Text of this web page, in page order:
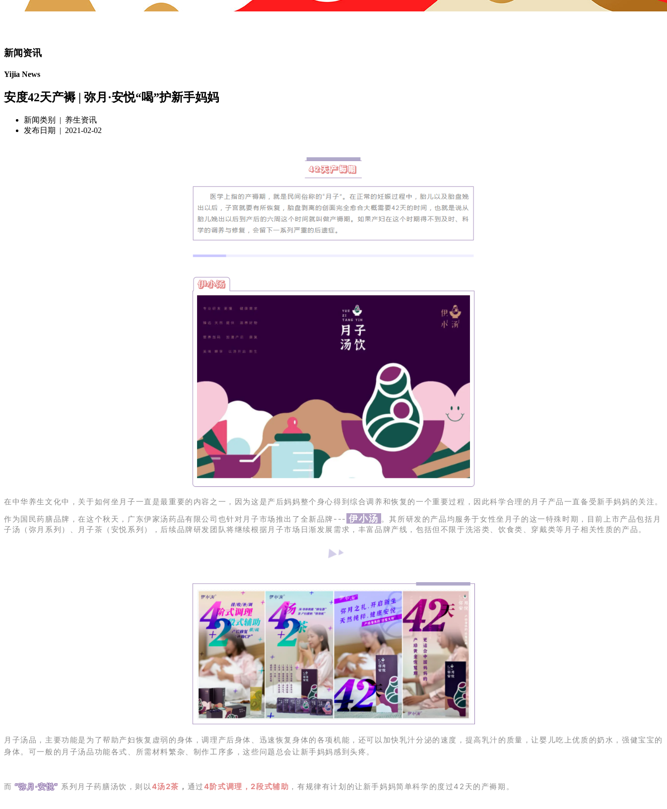
新闻资讯
Yijia News
安度42天产褥 | 弥月·安悦“喝”护新手妈妈
新闻类别 | 养生资讯
发布日期 | 2021-02-02
在中华养生文化中，关于如何坐月子一直是最重要的内容之一，因为这是产后妈妈整个身心得到综合调养和恢复的一个重要过程，因此科学合理的月子产品一直备受新手妈妈的关注。
作为国民药膳品牌，在这个秋天，广东伊家汤药品有限公司也针对月子市场推出了全新品牌--- 伊小汤 。其所研发的产品均服务于女性坐月子的这一特殊时期，目前上市产品包括 月
子汤（弥月系列）、月子茶（安悦系列）
，后续品牌研发团队将继续根据月子市场日渐发展需求，丰富品牌产线，包括但不限于洗浴类、饮食类、穿戴类等月子相关性质的产品。
月子汤品，主要功能是为了帮助产妇恢复虚弱的身体，调理产后身体、迅速恢复身体的各项机能，还可以加快乳汁分泌的速度，提高乳汁的质量，让婴儿吃上优质的奶水，强健宝宝的
身体。 可一般的月子汤品功能各式、所需材料繁杂、制作工序多，这些问题总会让新手妈妈感到头疼。
而“弥月·安悦” 系列月子药膳汤饮，则以4汤2茶 ， 通过4阶式调理，2段式辅助 ，有规律有计划的让新手妈妈简单科学的度过42天的产褥期。